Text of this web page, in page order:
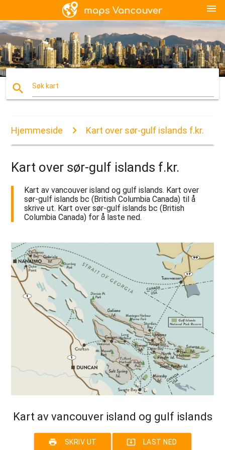
menu
search Søk kart
Hjemmeside Kart over sør-gulf islands f.kr.
Kart over sør-gulf islands f.kr.
Kart av vancouver island og gulf islands. Kart over
sør-gulf islands bc (British Columbia Canada) til å
skrive ut. Kart over sør-gulf islands bc (British
Columbia Canada) for å laste ned.
Kart av vancouver island og gulf islands
print SKRIV UT system_update_alt LAST NED